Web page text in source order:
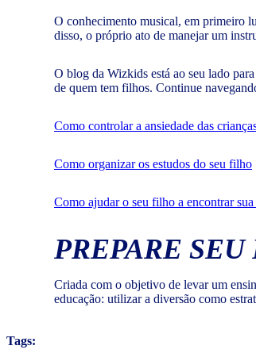
O conhecimento musical, em primeiro
disso, o próprio ato de manejar um
O blog da Wizkids está ao seu lado
de quem tem filhos. Continue
Como controlar a ansiedade das
Como organizar os estudos do seu filho
Como ajudar o seu filho a encontrar
PREPARE
Criada com o objetivo de levar um
educação: utilizar a diversão como
Tags: